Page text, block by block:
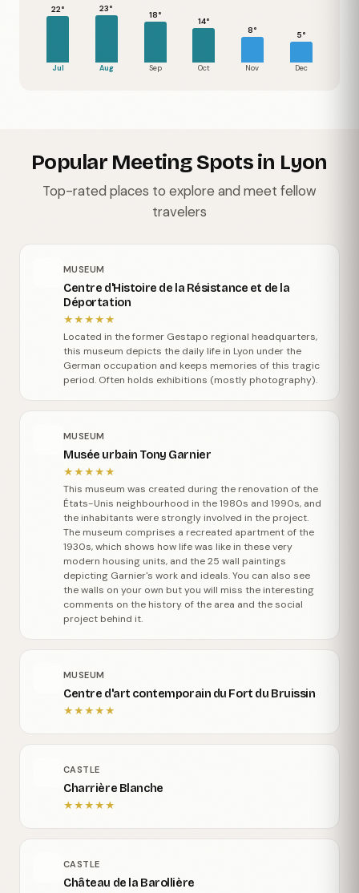
22°
Jul
23°
Aug
18°
Sep
14°
Oct
8°
Nov
5°
Dec
Popular Meeting Spots in Lyon
Top-rated places to explore and meet fellow
travelers
MUSEUM
Centre d'Histoire de la Résistance et de la
Déportation
★★★★★
Located in the former Gestapo regional headquarters,
this museum depicts the daily life in Lyon under the
German occupation and keeps memories of this tragic
period. Often holds exhibitions (mostly photography).
MUSEUM
Musée urbain Tony Garnier
★★★★★
This museum was created during the renovation of the
États-Unis neighbourhood in the 1980s and 1990s, and
the inhabitants were strongly involved in the project.
The museum comprises a recreated apartment of the
1930s, which shows how life was like in these very
modern housing units, and the 25 wall paintings
depicting Garnier's work and ideals. You can also see
the walls on your own but you will miss the interesting
comments on the history of the area and the social
project behind it.
MUSEUM
Centre d'art contemporain du Fort du Bruissin
★★★★★
CASTLE
Charrière Blanche
★★★★★
CASTLE
Château de la Barollière